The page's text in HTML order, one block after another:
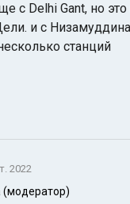
с Delhi Gant, но
и с
станций
2022
(модератор)